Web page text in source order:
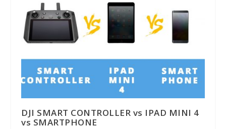
DJI SMART CONTROLLER vs IPAD MINI 4
vs SMARTPHONE